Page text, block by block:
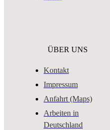
ÜBER UNS
Kontakt
Impressum
Anfahrt (Maps)
Arbeiten in
Deutschland